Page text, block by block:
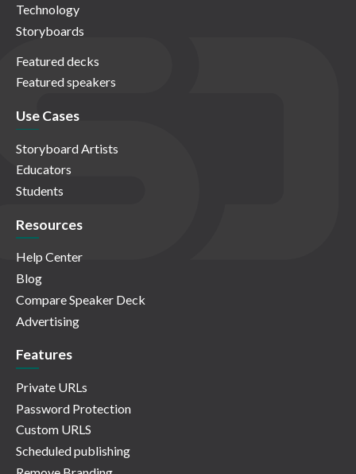
Technology
Storyboards
Featured decks
Featured speakers
Use Cases
Storyboard Artists
Educators
Students
Resources
Help Center
Blog
Compare Speaker Deck
Advertising
Features
Private URLs
Password Protection
Custom URLS
Scheduled publishing